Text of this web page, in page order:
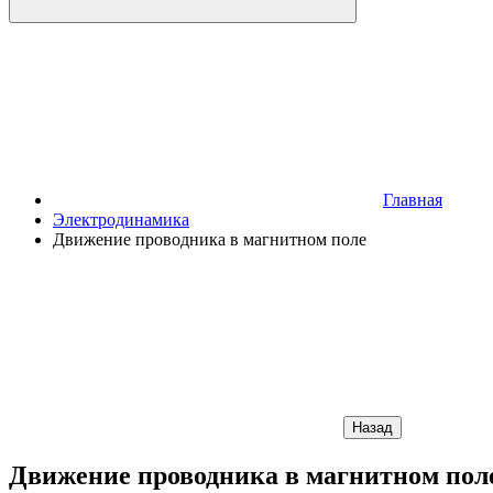
Главная
Электродинамика
Движение проводника в магнитном поле
Назад
Движение проводника в магнитном